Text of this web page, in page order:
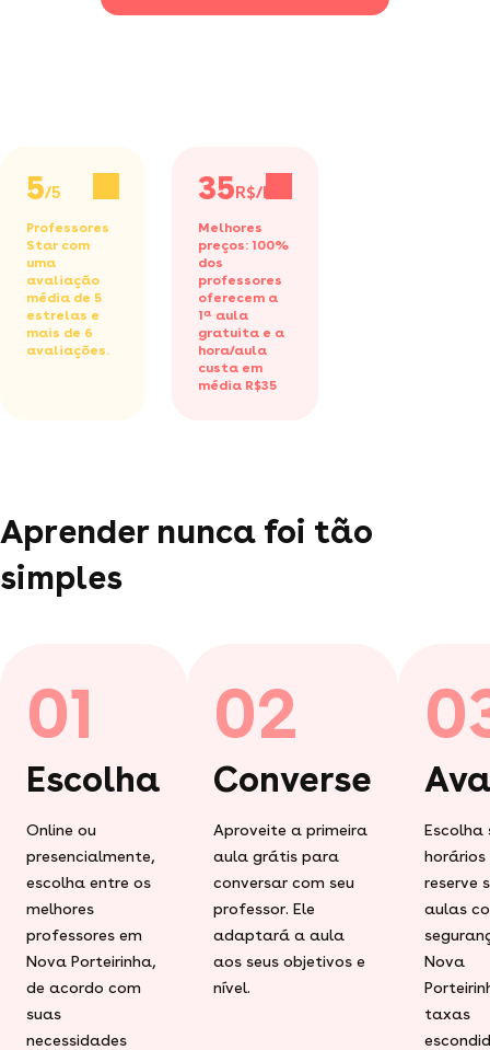
vamos a
5/5
Professores
Star com
uma
avaliação
média de 5
estrelas e
mais de 6
avaliações.
35R$/h
Melhores
preços: 100%
dos
professores
oferecem a
1ª aula
gratuita e a
hora/aula
custa em
média R$35
Aprender nunca foi tão
simples
01
Escolha
Online ou
presencialmente,
escolha entre os
melhores
professores em
Nova Porteirinha,
de acordo com
suas
necessidades
02
Converse
Aproveite a primeira
aula grátis para
conversar com seu
professor. Ele
adaptará a aula
aos seus objetivos e
nível.
Escolha
horários
reserve
aulas
Nova
taxas